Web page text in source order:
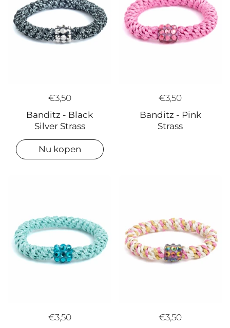
€3,50
Banditz - Black
Silver Strass
Nu kopen
€3,50
Banditz - Pink
Strass
€3,50
€3,50